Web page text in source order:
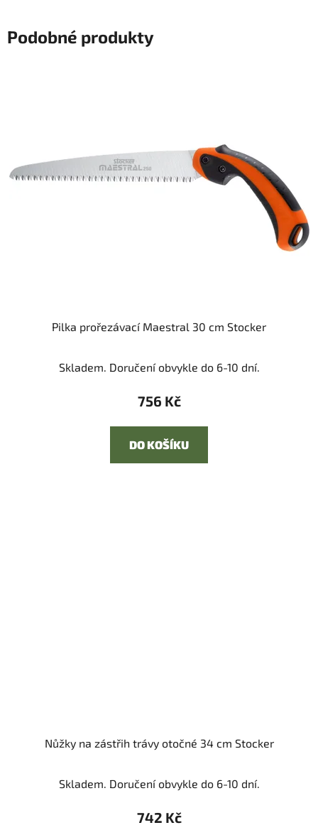
Podobné produkty
Pilka prořezávací Maestral 30 cm Stocker
Skladem. Doručení obvykle do 6-10 dní.
756 Kč
DO KOŠÍKU
Nůžky na zástřih trávy otočné 34 cm Stocker
Skladem. Doručení obvykle do 6-10 dní.
742 Kč